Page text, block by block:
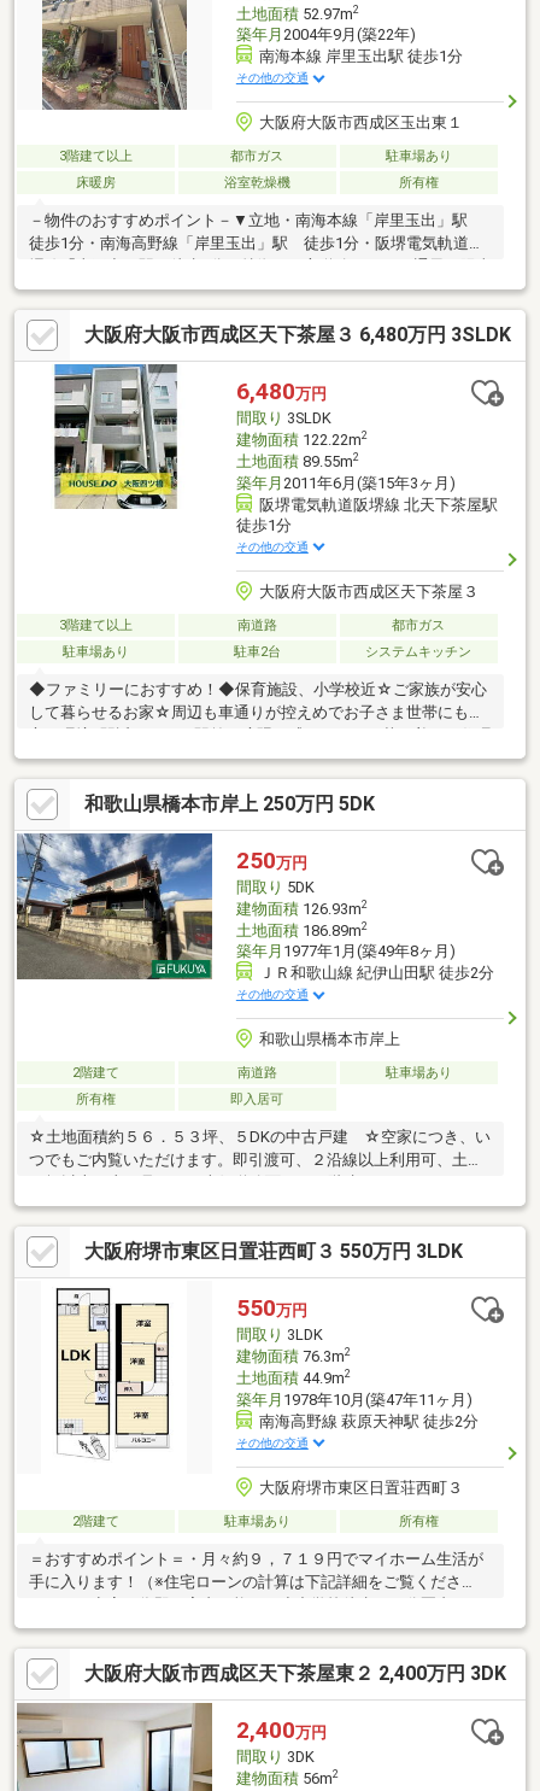
土地面積52.97m2
築年月 2004年9月(築22年)
南海本線 岸里玉出駅 徒歩1分
その他の交通
大阪府大阪市西成区玉出東１
3階建て以上 都市ガス
駐車場あり
床暖房
浴室乾燥機 所有権
－物件のおすすめポイント－▼立地・南海本線「岸里玉出」駅
徒歩1分・南海高野線「岸里玉出」駅 徒歩1分・阪堺電気軌道阪
たり良好・リビングダイニングと3階洋室には床暖房がございま
す・3階東側洋室は、間仕切りにより2部屋として利用可能で
す。・キッチンには食器洗い乾燥機ございます・小屋裏収納等、
収納豊富▼周辺環境・Maxvalu南海岸里店 徒歩2分(約150m)・サン
ディ岸ノ里店 徒歩5分(約330m)■ ご希望の住まい探しをお手伝い
します ━━━━━・・物件の詳細・ご相談はお気軽にお問い合わ
せください。
大阪府大阪市西成区天下茶屋３ 6,480万円 3SLDK
6,480万円
間取り 3SLDK
建物面積122.22m2
土地面積89.55m2
築年月 2011年6月(築15年3ヶ月)
阪堺電気軌道阪堺線 北天下茶屋駅
徒歩1分
その他の交通
大阪府大阪市西成区天下茶屋３
3階建て以上 南道路
都市ガス
駐車場あり
駐車2台 システムキッチン
◆ファミリーにおすすめ！◆保育施設、小学校近☆ご家族が安心
して暮らせるお家☆周辺も車通りが控えめでお子さま世帯にも安
心の環境♪駅近ながらも駅前の喧騒を感じさせない落ち着いた住環
境です！---浴室乾燥、食洗機など生活が便利になる設備揃ってい
ます☆納戸スペースは収納としてすっきりした空間づくりはもち
ろん居室としても使えるのでライフステージに合わせた柔軟性が
魅力的♪
和歌山県橋本市岸上 250万円 5DK
250万円
間取り 5DK
建物面積126.93m2
土地面積186.89m2
築年月 1977年1月(築49年8ヶ月)
ＪＲ和歌山線 紀伊山田駅 徒歩2分
その他の交通
和歌山県橋本市岸上
2階建て 南道路
駐車場あり
所有権
即入居可
☆土地面積約５６．５３坪、５DKの中古戸建 ☆空家につき、い
つでもご内覧いただけます。即引渡可、２沿線以上利用可、土地
大阪府堺市東区日置荘西町３ 550万円 3LDK
550万円
間取り 3LDK
建物面積76.3m2
土地面積44.9m2
築年月 1978年10月(築47年11ヶ月)
南海高野線 萩原天神駅 徒歩2分
その他の交通
大阪府堺市東区日置荘西町３
2階建て 駐車場あり 所有権
＝おすすめポイント＝・月々約９，７１９円でマイホーム生活が
手に入ります！（※住宅ローンの計算は下記詳細をご覧くださ
い。）・空室の為即日案内可能！・小中学校徒歩１０分圏内のあ
り徒歩１０分圏内ですので小さいお子さまのいる家庭も安心！日
置荘小学校 徒歩６分/日置荘中学校 徒歩４分
大阪府大阪市西成区天下茶屋東２ 2,400万円 3DK
2,400万円
間取り 3DK
建物面積56m2